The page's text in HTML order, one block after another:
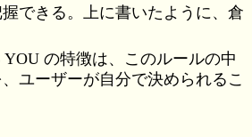
できる。上に書いたように、倉
YOU の特徴は、このルールの中
ユーザーが自分で決められるこ